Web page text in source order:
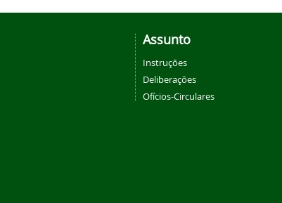
Assunto
Instruções
Deliberações
Ofícios-Circulares